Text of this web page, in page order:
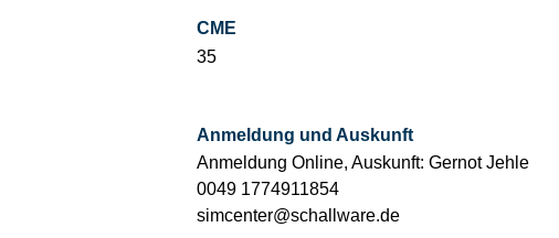
CME
35
Anmeldung und Auskunft
Anmeldung Online, Auskunft: Gernot Jehle
0049 1774911854
simcenter@schallware.de